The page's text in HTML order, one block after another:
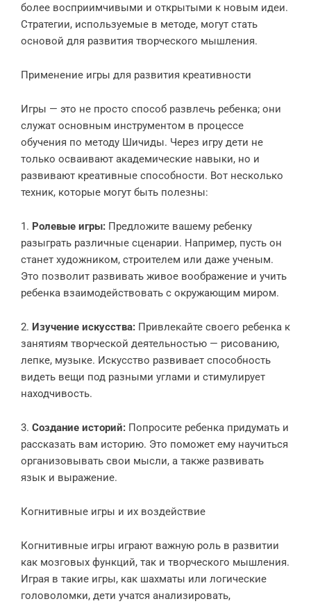
более восприимчивыми и открытыми к новым идеи.
Стратегии, используемые в методе, могут стать
основой для развития творческого мышления.
Применение игры для развития креативности
Игры — это не просто способ развлечь ребенка; они
служат основным инструментом в процессе
обучения по методу Шичиды. Через игру дети не
только осваивают академические навыки, но и
развивают креативные способности. Вот несколько
техник, которые могут быть полезны:
1. Ролевые игры: Предложите вашему ребенку
разыграть различные сценарии. Например, пусть он
станет художником, строителем или даже ученым.
Это позволит развивать живое воображение и учить
ребенка взаимодействовать с окружающим миром.
2. Изучение искусства: Привлекайте своего ребенка к
занятиям творческой деятельностью — рисованию,
лепке, музыке. Искусство развивает способность
видеть вещи под разными углами и стимулирует
находчивость.
3. Создание историй: Попросите ребенка придумать и
рассказать вам историю. Это поможет ему научиться
организовывать свои мысли, а также развивать
язык и выражение.
Когнитивные игры и их воздействие
Когнитивные игры играют важную роль в развитии
как мозговых функций, так и творческого мышления.
Играя в такие игры, как шахматы или логические
головоломки, дети учатся анализировать,